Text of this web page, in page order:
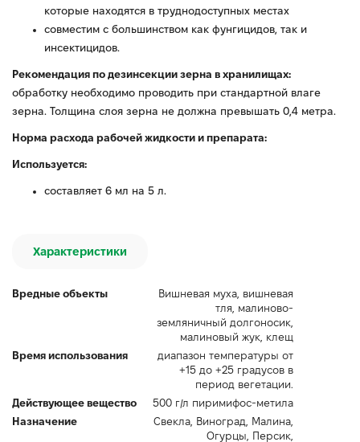
которые находятся в труднодоступных местах
совместим с большинством как фунгицидов, так и
инсектицидов.
Рекомендация по дезинсекции зерна в хранилищах:
обработку необходимо проводить при стандартной влаге
зерна. Толщина слоя зерна не должна превышать 0,4 метра.
Норма расхода рабочей жидкости и препарата:
Используется:
составляет 6 мл на 5 л.
Характеристики
Вредные объекты
Вишневая муха, вишневая
тля, малиново-
земляничный долгоносик,
малиновый жук, клещ
Время использования
диапазон температуры от
+15 до +25 градусов в
период вегетации.
Действующее вещество
500 г/л пиримифос-метила
Назначение
Свекла, Виноград, Малина,
Огурцы, Персик,